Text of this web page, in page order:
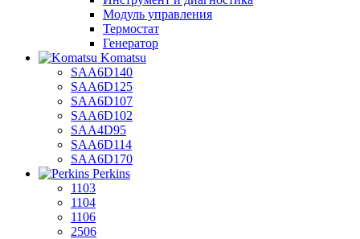
Модуль управления
Термостат
Генератор
Komatsu
SAA6D140
SAA6D125
SAA6D107
SAA6D102
SAA4D95
SAA6D114
SAA6D170
Perkins
1103
1104
1106
2506